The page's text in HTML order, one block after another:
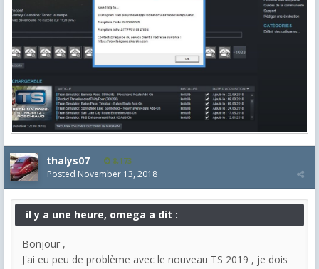
thalys07 8,173
Posted November 13, 2018
il y a une heure, omega a dit :
Bonjour ,
J'ai eu peu de problème avec le nouveau TS 2019 , je dois